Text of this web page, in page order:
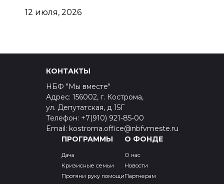
12 июля, 2026
КОНТАКТЫ
НБФ "Мы вместе"
Адрес: 156002, г. Кострома,
ул. Депутатская, д 15Г
Телефон: +7(910) 921-85-00
Email: kostroma.office@nbfvmeste.ru
ПРОГРАММЫ
Дача
Кризисные семьи
Протяни руку помощи
О ФОНДЕ
О нас
Новости
Партнерам